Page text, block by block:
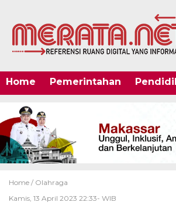
Home Pemerintahan
Home / Olahraga
Kamis, 13 April 2023 22:33- WIB